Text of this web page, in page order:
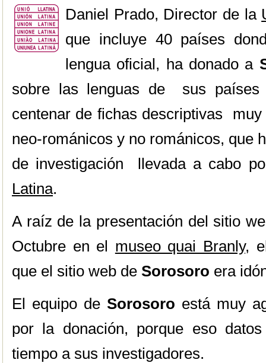
Daniel Prado, Director de la
que incluye 40 países
lengua oficial, ha donado a
sobre las lenguas de sus países
centenar de fichas descriptivas
neo-románicos y no románicos, que
de investigación llevada a cabo
Latina.
A raíz de la presentación del sitio
Octubre en el museo quai Branly,
que el sitio web de Sorosoro era
El equipo de Sorosoro está muy
por la donación, porque eso
tiempo a sus investigadores.